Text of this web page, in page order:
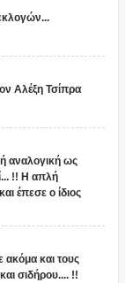
Αλέξη Τσίπρα
αναλογική ως
!! Η απλή
έπεσε ο ίδιος
και τους
σιδήρου.... !!